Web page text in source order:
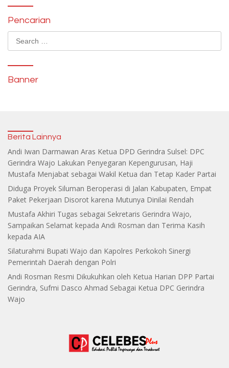
Pencarian
Search
for:
Banner
Berita Lainnya
Andi Iwan Darmawan Aras Ketua DPD Gerindra Sulsel: DPC
Gerindra Wajo Lakukan Penyegaran Kepengurusan, Haji
Mustafa Menjabat sebagai Wakil Ketua dan Tetap Kader Partai
Diduga Proyek Siluman Beroperasi di Jalan Kabupaten, Empat
Paket Pekerjaan Disorot karena Mutunya Dinilai Rendah
Mustafa Akhiri Tugas sebagai Sekretaris Gerindra Wajo,
Sampaikan Selamat kepada Andi Rosman dan Terima Kasih
kepada AIA
Silaturahmi Bupati Wajo dan Kapolres Perkokoh Sinergi
Pemerintah Daerah dengan Polri
Andi Rosman Resmi Dikukuhkan oleh Ketua Harian DPP Partai
Gerindra, Sufmi Dasco Ahmad Sebagai Ketua DPC Gerindra
Wajo